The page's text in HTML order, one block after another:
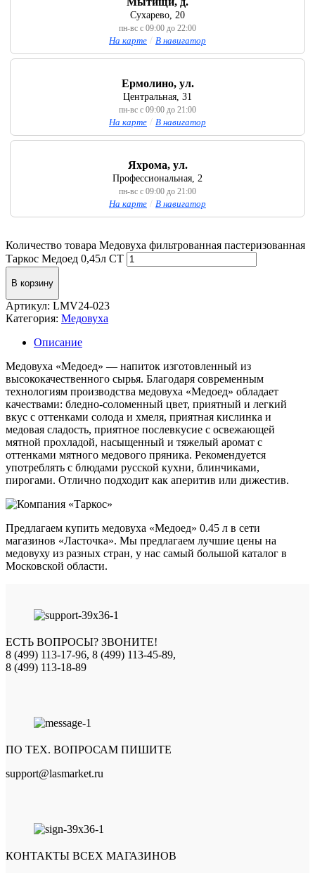
Сухарево, 20
пн-вс с 09:00 до 22:00
На карте / В навигатор
Ермолино, ул.
Центральная, 31
пн-вс с 09:00 до 21:00
На карте / В навигатор
Яхрома, ул.
Профессиональная, 2
пн-вс с 09:00 до 21:00
На карте / В навигатор
Количество товара Медовуха фильтрованная пастеризованная
Таркос Медоед 0,45л СТ
В корзину
Артикул: LMV24-023
Категория: Медовуха
Описание
Медовуха «Медоед» — напиток изготовленный из
высококачественного сырья. Благодаря современным
технологиям производства медовуха «Медоед» обладает
качествами: бледно-соломенный цвет, приятный и легкий
вкус с оттенками солода и хмеля, приятная кислинка и
медовая сладость, приятное послевкусие с освежающей
мятной прохладой, насыщенный и тяжелый аромат с
оттенками мятного медового пряника. Рекомендуется
употреблять с блюдами русской кухни, блинчиками,
пирогами. Отлично подходит как аперитив или дижестив.
Предлагаем купить медовуха «Медоед» 0.45 л в сети
магазинов «Ласточка». Мы предлагаем лучшие цены на
медовуху из разных стран, у нас самый большой каталог в
Московской области.
ЕСТЬ ВОПРОСЫ? ЗВОНИТЕ!
8 (499) 113-17-96, 8 (499) 113-45-89,
8 (499) 113-18-89
ПО ТЕХ. ВОПРОСАМ ПИШИТЕ
support@lasmarket.ru
КОНТАКТЫ ВСЕХ МАГАЗИНОВ